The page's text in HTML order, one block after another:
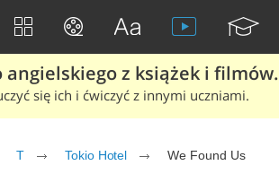
angielskiego z książek i filmów.
się ich i ćwiczyć z innymi uczniami.
T Tokio Hotel We Found Us